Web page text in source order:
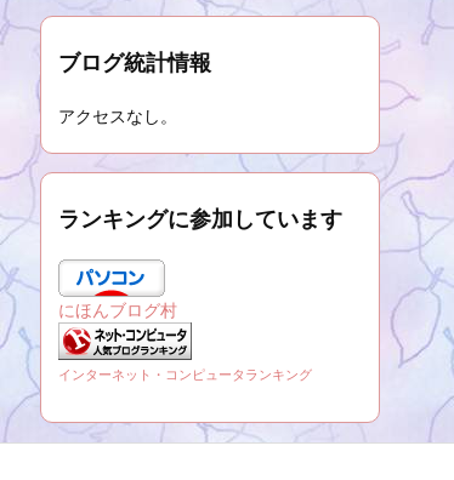
ブログ統計情報
アクセスなし。
ランキングに参加しています
にほんブログ村
インターネット・コンピュータランキング